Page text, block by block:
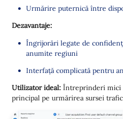
Urmărire puternică între
Dezavantaje:
Îngrijorări legate de
anumite regiuni
Interfață complicată pentru
Utilizator ideal: Întreprinderi mici
principal pe urmărirea sursei